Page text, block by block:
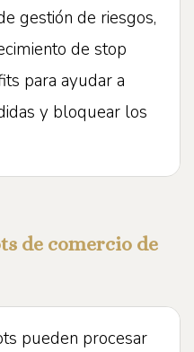
gestión de riesgos,
de stop
para ayudar a
y bloquear los
de comercio de
pueden procesar